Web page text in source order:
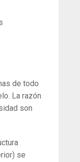
de todo
La razón
son
se